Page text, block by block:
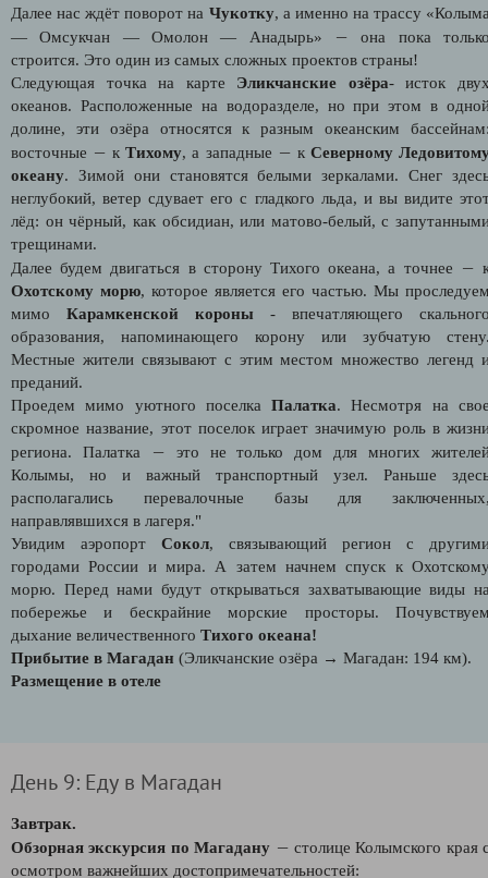
Далее нас ждёт поворот на Чукотку, а именно на трассу
— Омсукчан — Омолон — Анадырь»
— она пока
строится. Это один из самых сложных проектов страны!
Следующая точка на карте Эликчанские озёра- исток
океанов. Расположенные на водоразделе, но при этом в
долине, эти озёра относятся к разным океанским
восточные — кТихому, а западные — кСеверному
океану. Зимой они становятся белыми зеркалами. Снег
неглубокий, ветер сдувает его с гладкого льда, и вы видите
лёд: он чёрный, как обсидиан, или матово-белый, с
трещинами.
Далее будем двигаться в сторону Тихого океана, а точнее
—
Охотскому морю, которое является его частью. Мы
мимо Карамкенской короны - впечатляющего
образования, напоминающего корону или зубчатую
Местные жители связывают с этим местом множество легенд
преданий.
Проедем мимо уютного поселка Палатка. Несмотря на
скромное название, этот поселок играет значимую роль в
региона. Палатка
— это не только дом для многих
Колымы, но и важный транспортный узел. Раньше
располагались перевалочные базы для
направлявшихся в лагеря."
Увидим аэропорт Сокол, связывающий регион с
городами России и мира. А затем начнем спуск к
морю. Перед нами будут открываться захватывающие виды
побережье и бескрайние морские просторы.
дыхание величественного Тихого океана!
Прибытие в Магадан (Эликчанские озёра → Магадан: 194 км).
Размещение в отеле
День 9: Еду в Магадан
Завтрак.
Обзорная экскурсия по Магадану — столице Колымского края
осмотром важнейших достопримечательностей: